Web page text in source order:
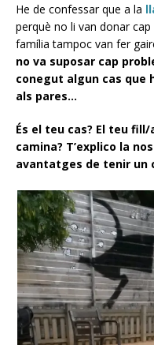
He de confessar que a la
perquè no li van donar
família tampoc van fer
no va suposar cap
conegut algun cas que
als pares…
És el teu cas? El teu
camina? T’explico la
avantatges de tenir un